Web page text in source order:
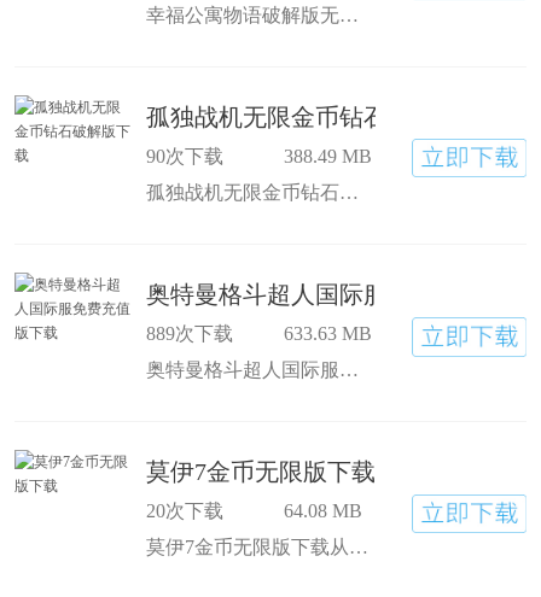
幸福公寓物语破解版无限金币下载里居民的梦想和成长都在这儿发生，幸福公寓物语无限金币手游下载里像个小社会，玩着玩着就暖到心里，设计好的房子可以放出去出租，装修好的房子招租更容易
孤独战机无限金币钻石破解版下载
90次下载
388.49 MB
孤独战机无限金币钻石破解版下载驾驶战机在宇宙里跟强敌打，得分才会高，飞行时应付各种状况，孤独战机破解版内置菜单下载比想象中难多了，跟小伙伴一起组队冒险，机甲对战打得热火朝天，特别过瘾
奥特曼格斗超人国际服免费充值版下
889次下载
633.63 MB
奥特曼格斗超人国际服免费充值版下载把最强奥特战士凑一起，联手收拾托雷基亚和贝利亚，奥特曼格斗超人无限内购版的新出的怪兽副本超带劲，每次出招都带着震撼特效，打起来手心直冒汗游戏里有专门的怪兽关卡，新剧情里藏着不少经典角色的回忆杀
莫伊7金币无限版下载
20次下载
64.08 MB
莫伊7金币无限版下载从宠物蛋开始孵化，一步步看着它长大，我的宠物莫伊7免广告得奖励可以随便揉捏宠物，造型想怎么弄就怎么弄，指尖操作和宠物互动，能减压，还能听到它开心的叫声